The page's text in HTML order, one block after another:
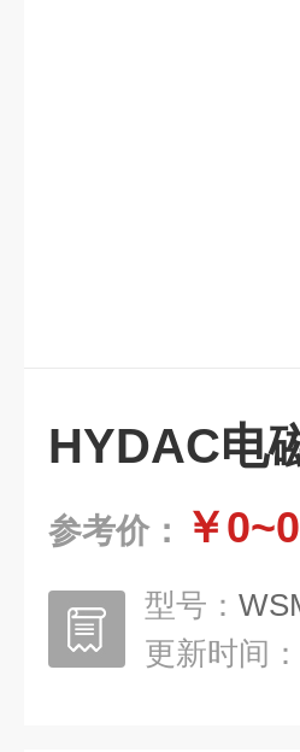
HYDAC电
参考价： ￥0~0
型号：
更新时间：